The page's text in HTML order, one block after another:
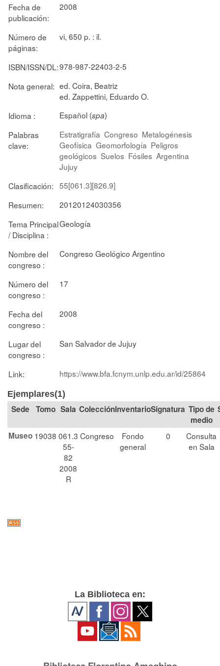
Fecha de
publicación:
2008
Número de
páginas:
vi, 650 p. : il.
ISBN/ISSN/DL:978-987-22403-2-5
Nota general: ed. Coira, Beatriz
ed. Zappettini, Eduardo O.
Idioma :
Español (spa)
Palabras
clave:
Estratigrafía Congreso Metalogénesis
Geofísica Geomorfología Peligros
geológicos Suelos Fósiles Argentina
Jujuy
Clasificación: 55[061.3][826.9]
Resumen:
20120124030356
Tema Principal
/ Disciplina :
Geología
Nombre del
congreso :
Congreso Geológico Argentino
Número del
congreso :
17
Fecha del
congreso :
2008
Lugar del
congreso :
San Salvador de Jujuy
Link: https://www.bfa.fcnym.unlp.edu.ar/id/25864
Ejemplares(1)
Tomo Sala Colección Signatura Tipo de
medio
Museo 19038 061.3
55-
82
2008
R
Congreso
Fondo
general
0
Consulta
en Sala
La Biblioteca en: